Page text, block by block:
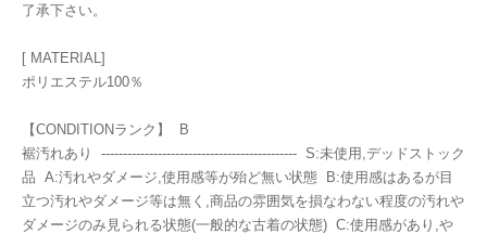
了承下さい。
[ MATERIAL]
ポリエステル100％
【CONDITIONランク】 B
裾汚れあり --------------------------------------------- S:未使用,デッドストック
品 A:汚れやダメージ,使用感等が殆ど無い状態 B:使用感はあるが目
立つ汚れやダメージ等は無く,商品の雰囲気を損なわない程度の汚れや
ダメージのみ見られる状態(一般的な古着の状態) C:使用感があり,や